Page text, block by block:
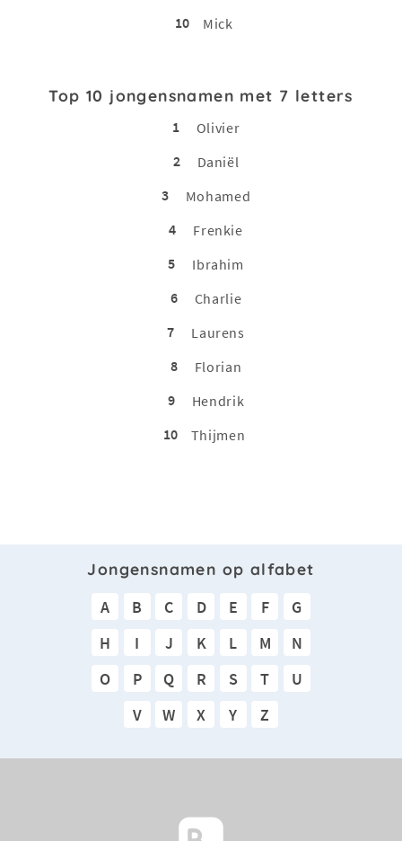
10
Mick
Top 10 jongensnamen met 7 letters
1
Olivier
2
Daniël
3
Mohamed
4
Frenkie
5
Ibrahim
6
Charlie
7
Laurens
8
Florian
9
Hendrik
10
Thijmen
Jongensnamen op alfabet
A B C D E F
G
H
I J K L M
N
O
P Q R S T
U
V
W X Y Z